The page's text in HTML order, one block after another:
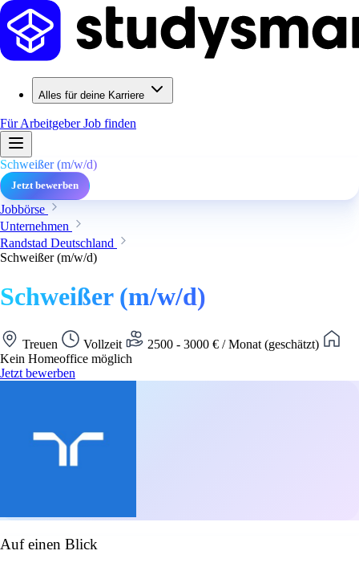
Alles für deine Karriere
Für ArbeitgeberJob finden
Schweißer (m/w/d)
Jetzt bewerben
Jobbörse
Unternehmen
Randstad Deutschland
Schweißer (m/w/d)
Schweißer (m/w/d)
Treuen Vollzeit
2500 - 3000 € / Monat (geschätzt)
Kein Homeoffice möglich
Jetzt bewerben
Auf einen Blick